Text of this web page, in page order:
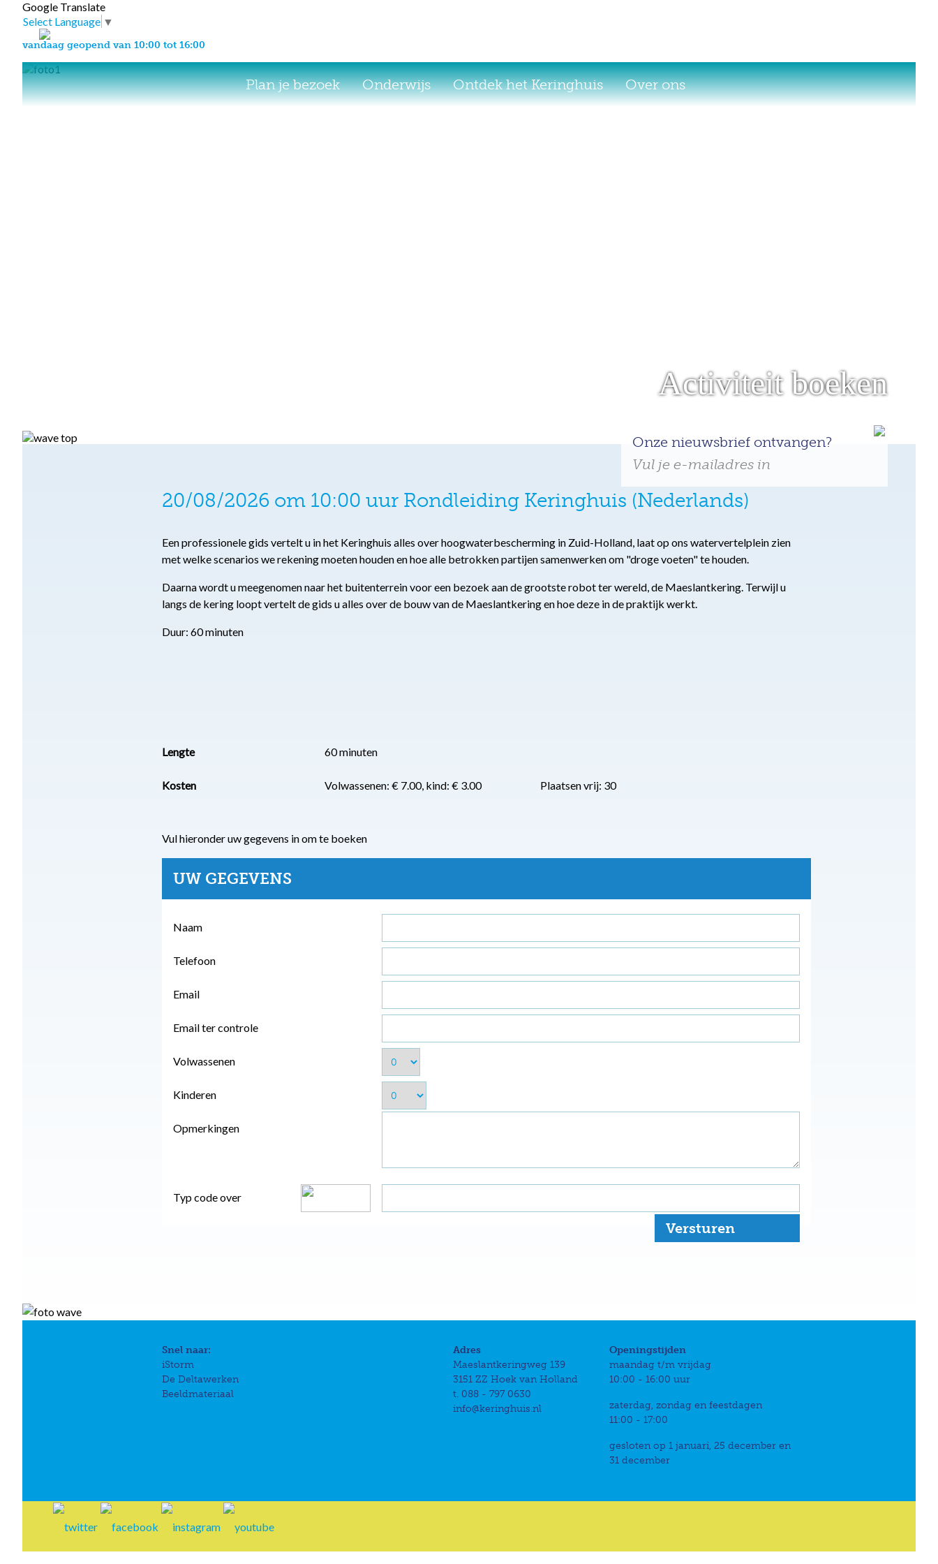
Google Translate
Select Language ▼
vandaag geopend van 10:00 tot 16:00
Plan je bezoek Onderwijs Ontdek het Keringhuis Over ons
Activiteit boeken
20/08/2026 om 10:00 uur Rondleiding Keringhuis (Nederlands)
Een professionele gids vertelt u in het Keringhuis alles over hoogwaterbescherming in Zuid-Holland, laat op ons watervertelplein zien
met welke scenarios we rekening moeten houden en hoe alle betrokken partijen samenwerken om "droge voeten" te houden.
Daarna wordt u meegenomen naar het buitenterrein voor een bezoek aan de grootste robot ter wereld, de Maeslantkering. Terwijl u
langs de kering loopt vertelt de gids u alles over de bouw van de Maeslantkering en hoe deze in de praktijk werkt.
Duur: 60 minuten
Lengte 60 minuten
Kosten Volwassenen: € 7.00, kind: € 3.00 Plaatsen vrij: 30
Vul hieronder uw gegevens in om te boeken
UW GEGEVENS
Naam
Telefoon
Email
Email ter controle
Volwassenen
Kinderen
Opmerkingen
Typ code over
Versturen
Onze nieuwsbrief ontvangen?
Vul je e-mailadres in
Snel naar:
iStorm
De Deltawerken
Beeldmateriaal
Adres
Maeslantkeringweg 139
3151 ZZ Hoek van Holland
t. 088 - 797 0630
info@keringhuis.nl
Openingstijden
maandag t/m vrijdag
10:00 - 16:00 uur
zaterdag, zondag en feestdagen
11:00 - 17:00
gesloten op 1 januari, 25 december en
31 december